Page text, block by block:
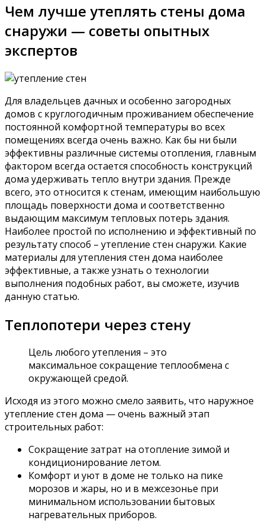
Чем лучше утеплять стены дома
снаружи — советы опытных
экспертов
Для владельцев дачных и особенно загородных
домов с круглогодичным проживанием обеспечение
постоянной комфортной температуры во всех
помещениях всегда очень важно. Как бы ни были
эффективны различные системы отопления, главным
фактором всегда остается способность конструкций
дома удерживать тепло внутри здания. Прежде
всего, это относится к стенам, имеющим наибольшую
площадь поверхности дома и соответственно
выдающим максимум тепловых потерь здания.
Наиболее простой по исполнению и эффективный по
результату способ – утепление стен снаружи. Какие
материалы для утепления стен дома наиболее
эффективные, а также узнать о технологии
выполнения подобных работ, вы сможете, изучив
данную статью.
Теплопотери через стену
Цель любого утепления – это
максимальное сокращение теплообмена с
окружающей средой.
Исходя из этого можно смело заявить, что наружное
утепление стен дома — очень важный этап
строительных работ:
Сокращение затрат на отопление зимой и
кондиционирование летом.
Комфорт и уют в доме не только на пике
морозов и жары, но и в межсезонье при
минимальном использовании бытовых
нагревательных приборов.